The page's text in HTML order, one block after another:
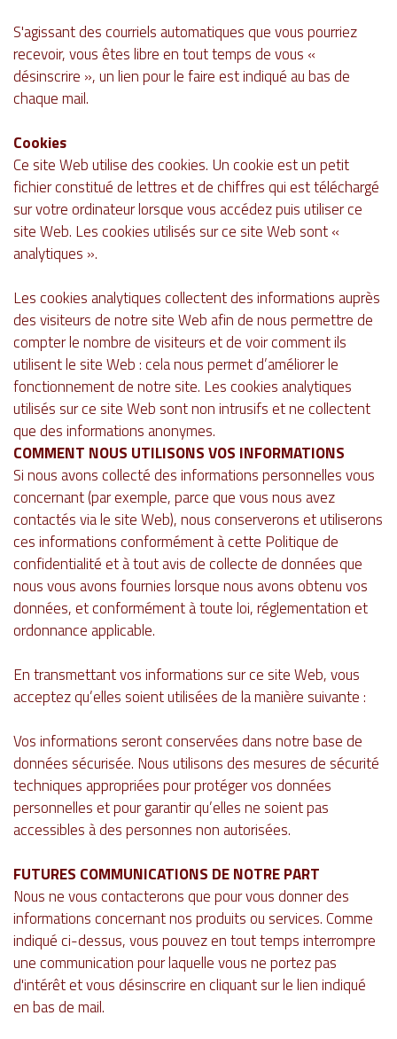
S'agissant des courriels automatiques que vous pourriez
recevoir, vous êtes libre en tout temps de vous «
désinscrire », un lien pour le faire est indiqué au bas de
chaque mail.
Cookies
Ce site Web utilise des cookies. Un cookie est un petit
fichier constitué de lettres et de chiffres qui est téléchargé
sur votre ordinateur lorsque vous accédez puis utiliser ce
site Web. Les cookies utilisés sur ce site Web sont «
analytiques ».
Les cookies analytiques collectent des informations auprès
des visiteurs de notre site Web afin de nous permettre de
compter le nombre de visiteurs et de voir comment ils
utilisent le site Web : cela nous permet d’améliorer le
fonctionnement de notre site. Les cookies analytiques
utilisés sur ce site Web sont non intrusifs et ne collectent
que des informations anonymes.
COMMENT NOUS UTILISONS VOS INFORMATIONS
Si nous avons collecté des informations personnelles vous
concernant (par exemple, parce que vous nous avez
contactés via le site Web), nous conserverons et utiliserons
ces informations conformément à cette Politique de
confidentialité et à tout avis de collecte de données que
nous vous avons fournies lorsque nous avons obtenu vos
données, et conformément à toute loi, réglementation et
ordonnance applicable.
En transmettant vos informations sur ce site Web, vous
acceptez qu’elles soient utilisées de la manière suivante :
Vos informations seront conservées dans notre base de
données sécurisée. Nous utilisons des mesures de sécurité
techniques appropriées pour protéger vos données
personnelles et pour garantir qu’elles ne soient pas
accessibles à des personnes non autorisées.
FUTURES COMMUNICATIONS DE NOTRE PART
Nous ne vous contacterons que pour vous donner des
informations concernant nos produits ou services. Comme
indiqué ci-dessus, vous pouvez en tout temps interrompre
une communication pour laquelle vous ne portez pas
d'intérêt et vous désinscrire en cliquant sur le lien indiqué
en bas de mail.